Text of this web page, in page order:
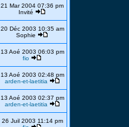
21 Mar 2004 07:36 pm
Invité
20 Déc 2003 10:35 am
Sophie
13 Aoé 2003 06:03 pm
fio
13 Aoé 2003 02:48 pm
arden-et-laetitia
13 Aoé 2003 02:37 pm
arden-et-laetitia
26 Juil 2003 11:14 pm